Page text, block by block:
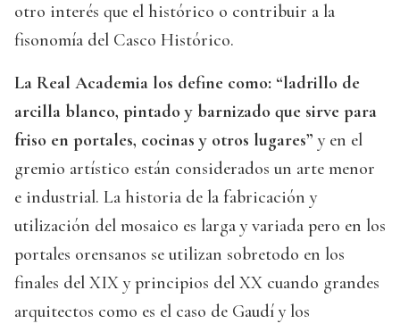
otro interés que el histórico o contribuir a la
fisonomía del Casco Histórico.
La Real Academia los define como: “ladrillo de
arcilla blanco, pintado y barnizado que sirve para
friso en portales, cocinas y otros lugares” y en el
gremio artístico están considerados un arte menor
e industrial. La historia de la fabricación y
utilización del mosaico es larga y variada pero en los
portales orensanos se utilizan sobretodo en los
finales del XIX y principios del XX cuando grandes
arquitectos como es el caso de Gaudí y los